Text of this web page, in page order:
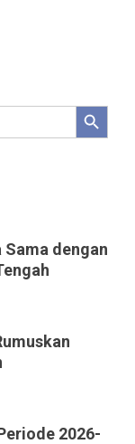
Search Button
Sama dengan
2026-